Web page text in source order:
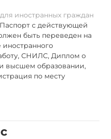
иностранных граждан
Паспорт с действующей
быть переведен на
СНИЛС, Диплом о
высшем образовании,
по месту